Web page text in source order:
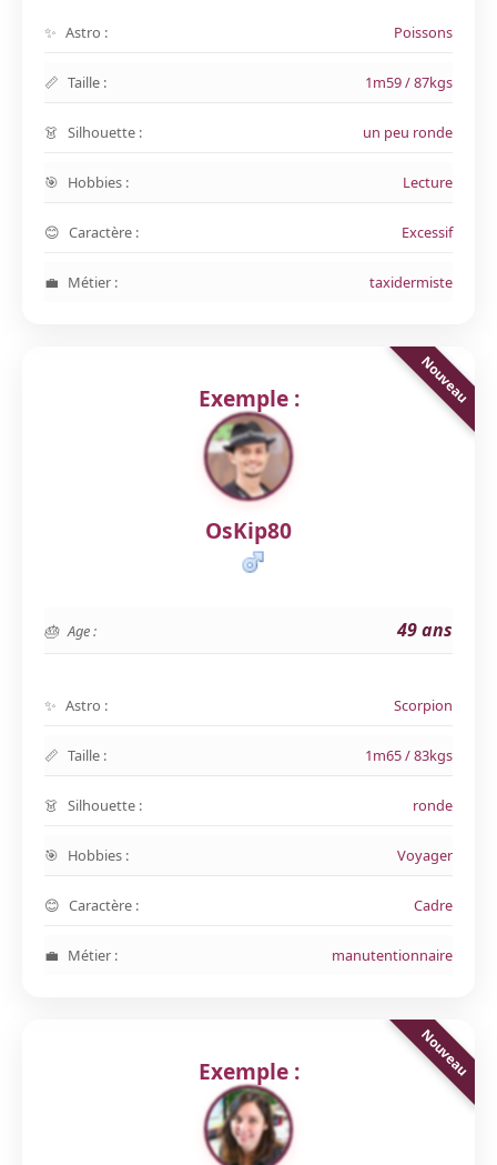
Astro : Poissons
Taille : 1m59 / 87kgs
Silhouette : un peu ronde
Hobbies : Lecture
Caractère : Excessif
Métier : taxidermiste
Exemple :
OsKip80
Age : 49 ans
Astro : Scorpion
Taille : 1m65 / 83kgs
Silhouette : ronde
Hobbies : Voyager
Caractère : Cadre
Métier : manutentionnaire
Exemple :